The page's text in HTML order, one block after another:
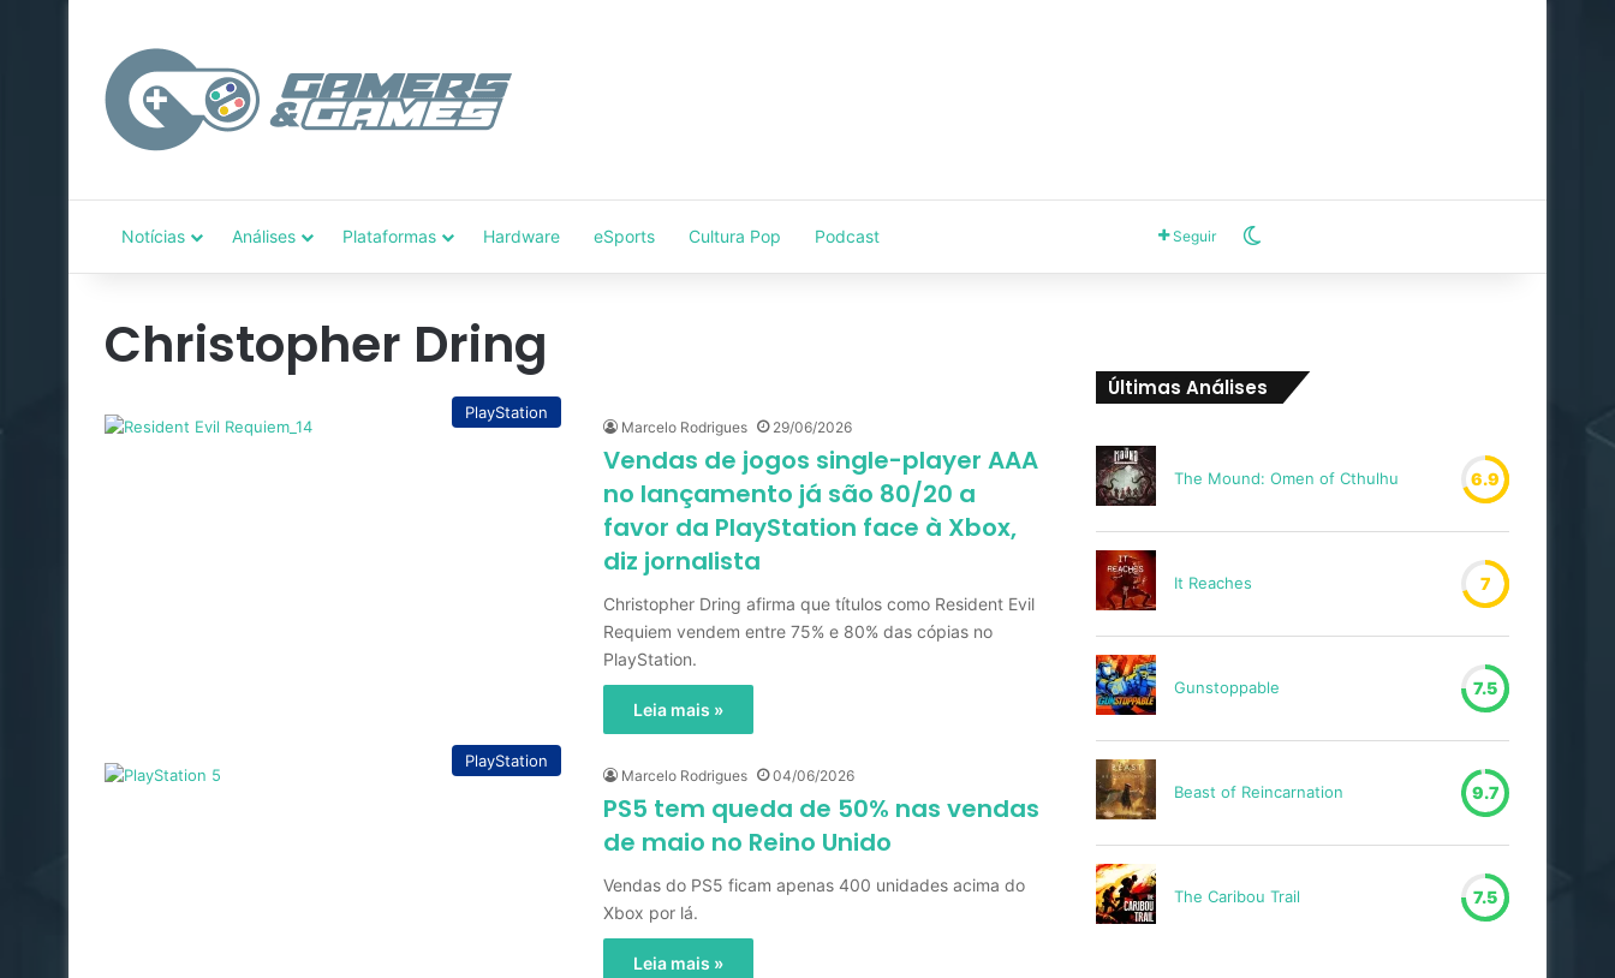
Notícias Análises Plataformas Hardware eSports Cultura Pop Podcast Seguir
Christopher Dring
PlayStation
Marcelo Rodrigues 29/06/2026
Vendas de jogos single-player AAA
no lançamento já são 80/20 a
favor da PlayStation face à Xbox,
diz jornalista
Christopher Dring afirma que títulos como Resident Evil
Requiem vendem entre 75% e 80% das cópias no
PlayStation.
Leia mais »
PlayStation
Marcelo Rodrigues 04/06/2026
PS5 tem queda de 50% nas vendas
de maio no Reino Unido
Vendas do PS5 ficam apenas 400 unidades acima do
Xbox por lá.
Leia mais »
Últimas Análises
The Mound: Omen of Cthulhu 6.9
It Reaches 7
Gunstoppable 7.5
Beast of Reincarnation 9.7
The Caribou Trail 7.5